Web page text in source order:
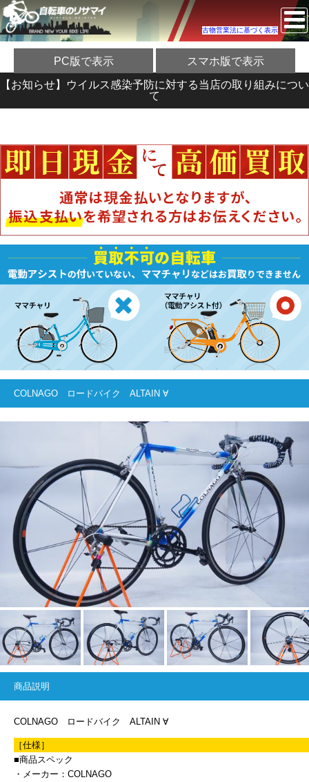
古物営業法に基づく表示
PC版で表示 スマホ版で表示
【お知らせ】ウイルス感染予防に対する当店の取り組みについ
て
COLNAGO ロードバイク ALTAIN ∀
商品説明
COLNAGO ロードバイク ALTAIN ∀
［仕様］
■商品スペック
・メーカー：COLNAGO